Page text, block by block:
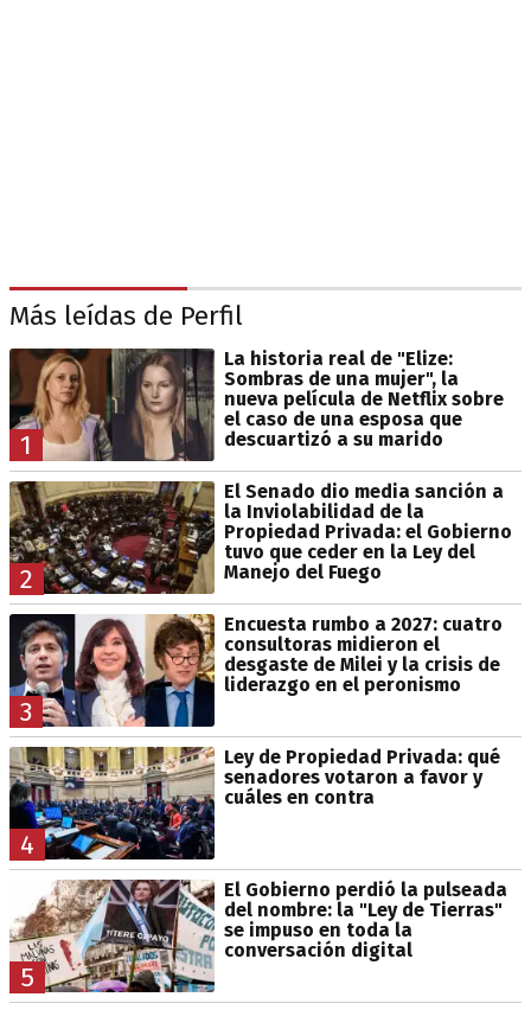
Más leídas de Perfil
1
La historia real de "Elize:
Sombras de una mujer", la
nueva película de Netflix sobre
el caso de una esposa que
descuartizó a su marido
2
El Senado dio media sanción a
la Inviolabilidad de la
Propiedad Privada: el Gobierno
tuvo que ceder en la Ley del
Manejo del Fuego
3
Encuesta rumbo a 2027: cuatro
consultoras midieron el
desgaste de Milei y la crisis de
liderazgo en el peronismo
4
Ley de Propiedad Privada: qué
senadores votaron a favor y
cuáles en contra
5
El Gobierno perdió la pulseada
del nombre: la "Ley de Tierras"
se impuso en toda la
conversación digital